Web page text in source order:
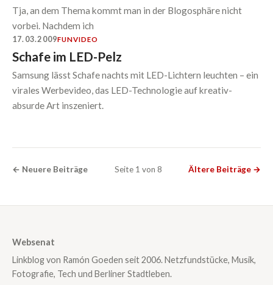
Tja, an dem Thema kommt man in der Blogosphäre nicht
vorbei. Nachdem ich
17.03.2009FUNVIDEO
Schafe im LED-Pelz
Samsung lässt Schafe nachts mit LED-Lichtern leuchten – ein
virales Werbevideo, das LED-Technologie auf kreativ-
absurde Art inszeniert.
← Neuere Beiträge Seite 1 von 8 Ältere Beiträge →
Websenat
Linkblog von Ramón Goeden seit 2006. Netzfundstücke, Musik,
Fotografie, Tech und Berliner Stadtleben.